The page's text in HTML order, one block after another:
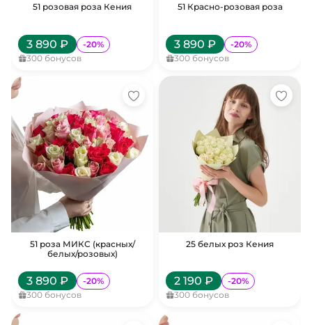
51 розовая роза Кения
3 890 ₽ -20%
300 бонусов
51 Красно-розовая роза
3 890 ₽ -20%
300 бонусов
51 роза МИКС (красных/
белых/розовых)
3 890 ₽ -20%
300 бонусов
25 белых роз Кения
2 190 ₽ -20%
300 бонусов